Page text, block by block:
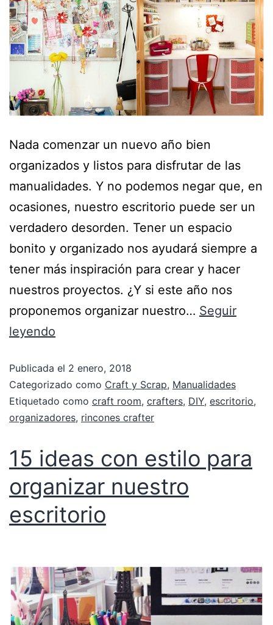
Nada comenzar un nuevo año bien
organizados y listos para disfrutar de las
manualidades. Y no podemos negar que, en
ocasiones, nuestro escritorio puede ser un
verdadero desorden. Tener un espacio
bonito y organizado nos ayudará siempre a
tener más inspiración para crear y hacer
nuestros proyectos. ¿Y si este año nos
proponemos organizar nuestro… Seguir
leyendo
Publicada el 2 enero, 2018
Categorizado como Craft y Scrap, Manualidades
Etiquetado como craft room, crafters, DIY, escritorio,
organizadores, rincones crafter
15 ideas con estilo para
organizar nuestro
escritorio